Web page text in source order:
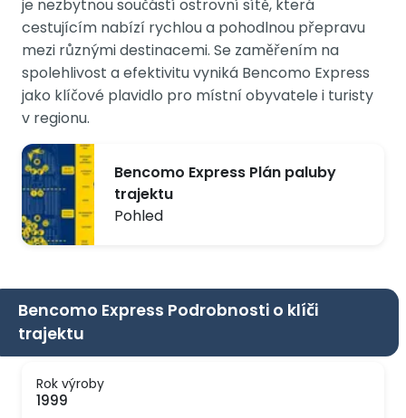
je nezbytnou součástí ostrovní sítě, která
cestujícím nabízí rychlou a pohodlnou přepravu
mezi různými destinacemi. Se zaměřením na
spolehlivost a efektivitu vyniká Bencomo Express
jako klíčové plavidlo pro místní obyvatele i turisty
v regionu.
Bencomo Express Plán paluby
trajektu
Pohled
Bencomo Express Podrobnosti o klíči
trajektu
Rok výroby
1999